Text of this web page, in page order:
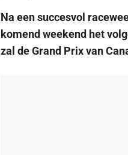
Na een succesvol
komend weekend het
zal de Grand Prix van